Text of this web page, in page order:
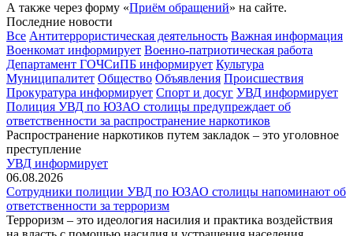
А также через форму «Приём обращений» на сайте.
Последние новости
Все Антитеррористическая деятельность Важная информация
Военкомат информирует Военно-патриотическая работа
Департамент ГОЧСиПБ информирует Культура
Муниципалитет Общество Объявления Происшествия
Прокуратура информирует Спорт и досуг УВД информирует
Полиция УВД по ЮЗАО столицы предупреждает об
ответственности за распространение наркотиков
Распространение наркотиков путем закладок – это уголовное
преступление
УВД информирует
06.08.2026
Сотрудники полиции УВД по ЮЗАО столицы напоминают об
ответственности за терроризм
Терроризм – это идеология насилия и практика воздействия